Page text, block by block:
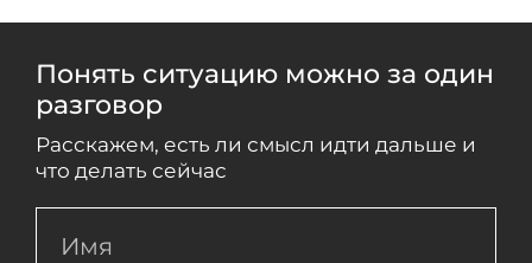
Понять ситуацию можно за один
разговор
Расскажем, есть ли смысл идти дальше и
что делать сейчас